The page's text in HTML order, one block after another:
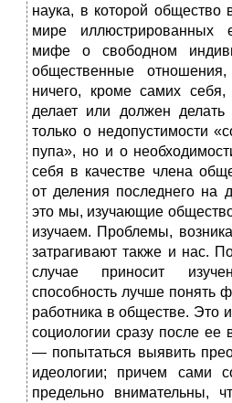
наука, в которой
мире иллюстрированных
мифе о свободном
общественные
ничего, кроме самих
делает или должен делать
только о недопустимости
пупа», но и о
себя в качестве члена
от деления последнего на
это мы, изучающие
изучаем. Проблемы,
затрагивают также и нас.
случае приносит
способность лучше понять
работника в обществе. Это
социологии сразу после ее
— попытаться выявить
идеологии; причем сами
предельно внимательны,